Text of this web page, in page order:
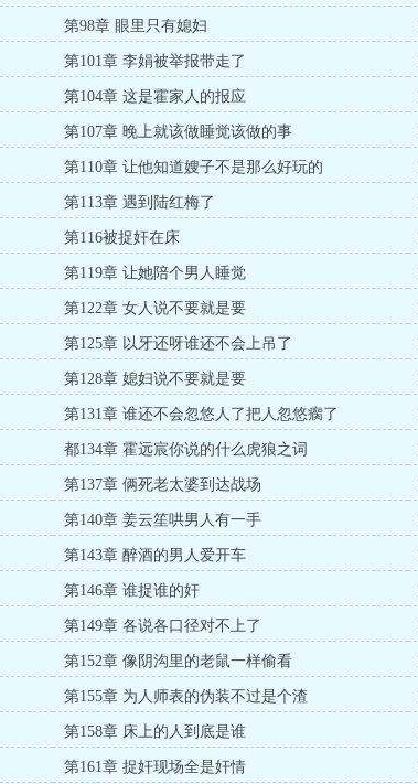
第98章 眼里只有媳妇
第101章 李娟被举报带走了
第104章 这是霍家人的报应
第107章 晚上就该做睡觉该做的事
第110章 让他知道嫂子不是那么好玩的
第113章 遇到陆红梅了
第116被捉奸在床
第119章 让她陪个男人睡觉
第122章 女人说不要就是要
第125章 以牙还呀谁还不会上吊了
第128章 媳妇说不要就是要
第131章 谁还不会忽悠人了把人忽悠瘸了
都134章 霍远宸你说的什么虎狼之词
第137章 俩死老太婆到达战场
第140章 姜云笙哄男人有一手
第143章 醉酒的男人爱开车
第146章 谁捉谁的奸
第149章 各说各口径对不上了
第152章 像阴沟里的老鼠一样偷看
第155章 为人师表的伪装不过是个渣
第158章 床上的人到底是谁
第161章 捉奸现场全是奸情